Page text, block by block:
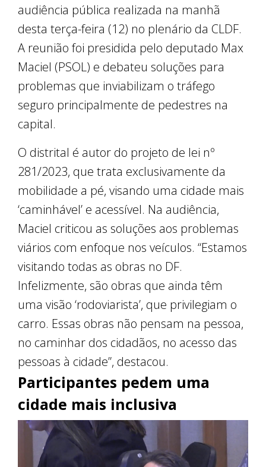
audiência pública realizada na manhã
desta terça-feira (12) no plenário da CLDF.
A reunião foi presidida pelo deputado Max
Maciel (PSOL) e debateu soluções para
problemas que inviabilizam o tráfego
seguro principalmente de pedestres na
capital.
O distrital é autor do projeto de lei nº
281/2023, que trata exclusivamente da
mobilidade a pé, visando uma cidade mais
‘caminhável’ e acessível. Na audiência,
Maciel criticou as soluções aos problemas
viários com enfoque nos veículos. “Estamos
visitando todas as obras no DF.
Infelizmente, são obras que ainda têm
uma visão ‘rodoviarista’, que privilegiam o
carro. Essas obras não pensam na pessoa,
no caminhar dos cidadãos, no acesso das
pessoas à cidade”, destacou.
Participantes pedem uma
cidade mais inclusiva